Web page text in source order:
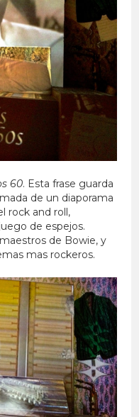
60. Esta frase guarda
de un diaporama
rock and roll,
de espejos.
de Bowie, y
mas rockeros.